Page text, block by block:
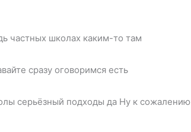
частных школах каким-то там
сразу оговоримся есть
серьёзный подходы да Ну к сожалению